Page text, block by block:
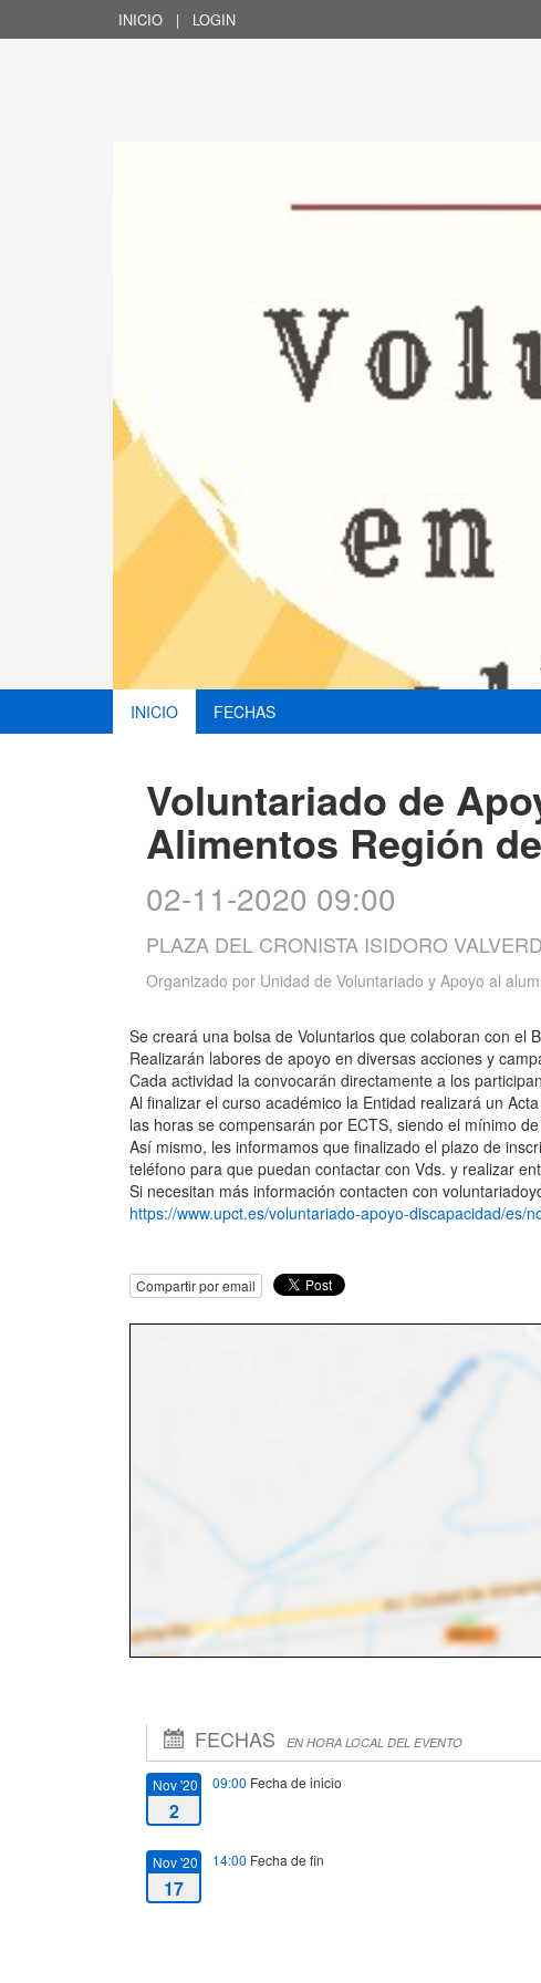
INICIO | LOGIN
INICIO FECHAS
Voluntariado de
Alimentos Región
02-11-2020 09:00
PLAZA DEL CRONISTA ISIDORO
Organizado por Unidad de Voluntariado y Apoyo al
Se creará una bolsa de Voluntarios que colaboran con el
Realizarán labores de apoyo en diversas acciones y
Cada actividad la convocarán directamente a los
Al finalizar el curso académico la Entidad realizará un
las horas se compensarán por ECTS, siendo el mínimo
Así mismo, les informamos que finalizado el plazo de
teléfono para que puedan contactar con Vds. y realizar
Si necesitan más información contacten con
https://www.upct.es/voluntariado-apoyo-discapacidad/
Compartir por email
FECHAS EN HORA LOCAL DEL EVENTO
Nov '20
2
09:00 Fecha de inicio
Nov '20
17
14:00 Fecha de fin